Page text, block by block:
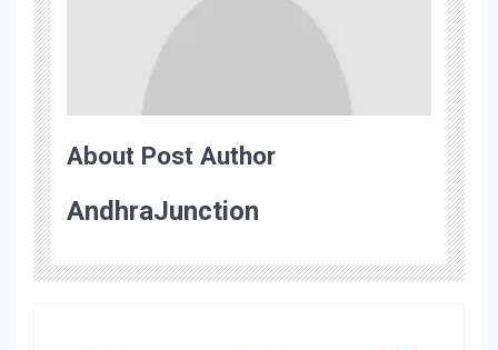
About Post Author
AndhraJunction